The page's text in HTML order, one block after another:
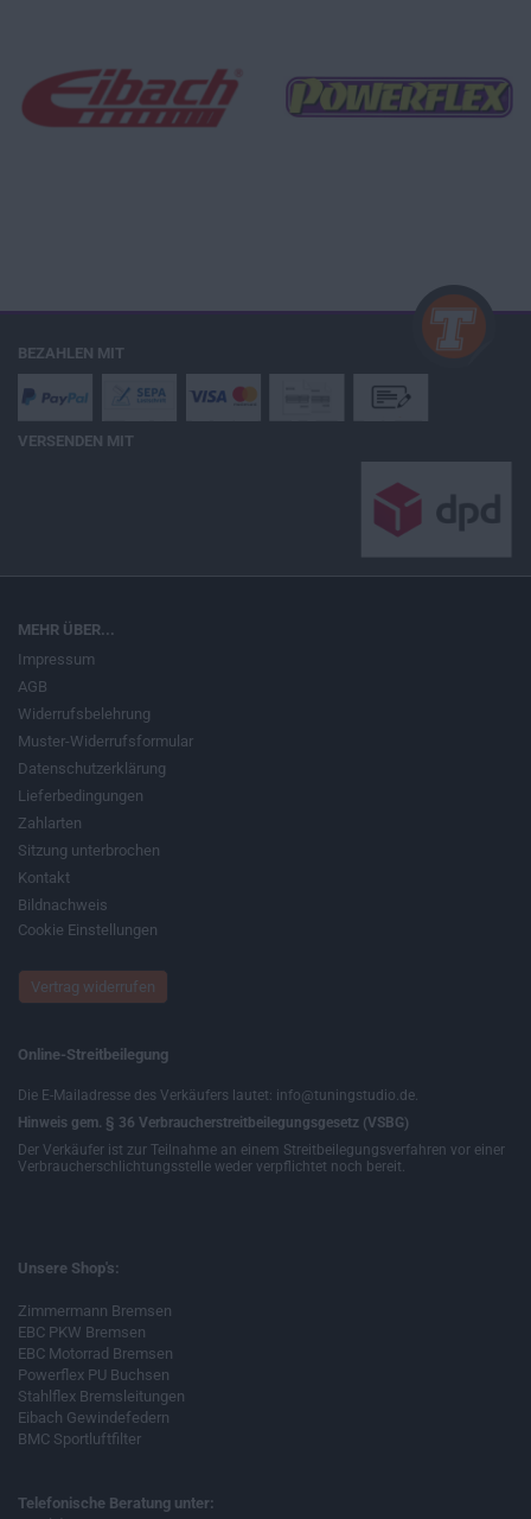
BEZAHLEN MIT
VERSENDEN MIT
MEHR ÜBER...
Impressum
AGB
Widerrufsbelehrung
Muster-Widerrufsformular
Datenschutzerklärung
Lieferbedingungen
Zahlarten
Sitzung unterbrochen
Kontakt
Bildnachweis
Cookie Einstellungen
Vertrag widerrufen
Online-Streitbeilegung
Die E-Mailadresse des Verkäufers lautet: info@tuningstudio.de.
Hinweis gem. § 36 Verbraucherstreitbeilegungsgesetz (VSBG)
Der Verkäufer ist zur Teilnahme an einem Streitbeilegungsverfahren vor einer
Verbraucherschlichtungsstelle weder verpflichtet noch bereit.
Unsere Shop's:
Zimmermann Bremsen
EBC PKW Bremsen
EBC Motorrad Bremsen
Powerflex PU Buchsen
Stahlflex Bremsleitungen
Eibach Gewindefedern
BMC Sportluftfilter
Telefonische Beratung unter: